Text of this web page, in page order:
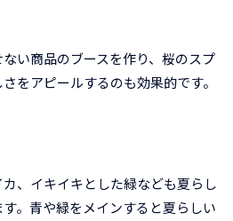
い商品のブースを作り、桜のスプ
をアピールするのも効果的です。
、イキイキとした緑なども夏らし
。青や緑をメインすると夏らしい